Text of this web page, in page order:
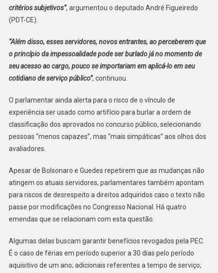
critérios subjetivos”, argumentou o deputado André Figueiredo
(PDT-CE).
“Além disso, esses servidores, novos entrantes, ao perceberem que
o princípio da impessoalidade pode ser burlado já no momento de
seu acesso ao cargo, pouco se importariam em aplicá-lo em seu
cotidiano de serviço público”, continuou.
O parlamentar ainda alerta para o risco de o vínculo de
experiência ser usado como artifício para burlar a ordem de
classificação dos aprovados no concurso público, selecionando
pessoas “menos capazes”, mas “mais simpáticas” aos olhos dos
avaliadores.
Apesar de Bolsonaro e Guedes repetirem que as mudanças não
atingem os atuais servidores, parlamentares também apontam
para riscos de desrespeito a direitos adquiridos caso o texto não
passe por modificações no Congresso Nacional. Há quatro
emendas que se relacionam com esta questão.
Algumas delas buscam garantir benefícios revogados pela PEC.
É o caso de férias em período superior a 30 dias pelo período
aquisitivo de um ano; adicionais referentes a tempo de serviço;